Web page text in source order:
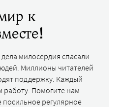
к
милосердия спасали
Миллионы читателей
поддержку. Каждый
Помогите нам
регулярное